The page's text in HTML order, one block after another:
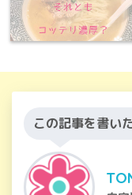
この記事を書い